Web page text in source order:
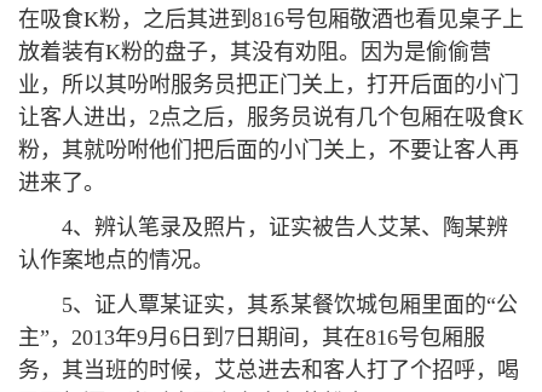
在吸食K粉，之后其进到816号包厢敬酒也看见桌子上
放着装有K粉的盘子，其没有劝阻。因为是偷偷营
业，所以其吩咐服务员把正门关上，打开后面的小门
让客人进出，2点之后，服务员说有几个包厢在吸食K
粉，其就吩咐他们把后面的小门关上，不要让客人再
进来了。
4、辨认笔录及照片，证实被告人艾某、陶某辨
认作案地点的情况。
5、证人覃某证实，其系某餐饮城包厢里面的“公
主”，2013年9月6日到7日期间，其在816号包厢服
务，其当班的时候，艾总进去和客人打了个招呼，喝